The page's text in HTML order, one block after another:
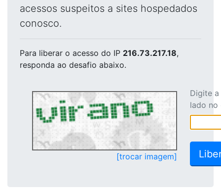
acessos suspeitos a sites hospedados
conosco.
Para liberar o acesso do IP 216.73.217.18,
responda ao desafio abaixo.
[trocar imagem]
Digite
lado no